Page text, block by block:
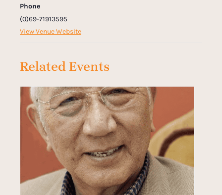
Phone
(0)69-71913595
View Venue Website
Related Events